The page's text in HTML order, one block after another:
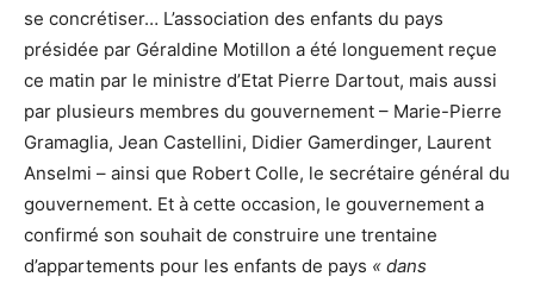
se concrétiser… L’association des enfants du pays
présidée par Géraldine Motillon a été longuement reçue
ce matin par le ministre d’Etat Pierre Dartout, mais aussi
par plusieurs membres du gouvernement – Marie-Pierre
Gramaglia, Jean Castellini, Didier Gamerdinger, Laurent
Anselmi – ainsi que Robert Colle, le secrétaire général du
gouvernement. Et à cette occasion, le gouvernement a
confirmé son souhait de construire une trentaine
d’appartements pour les enfants de pays « dans